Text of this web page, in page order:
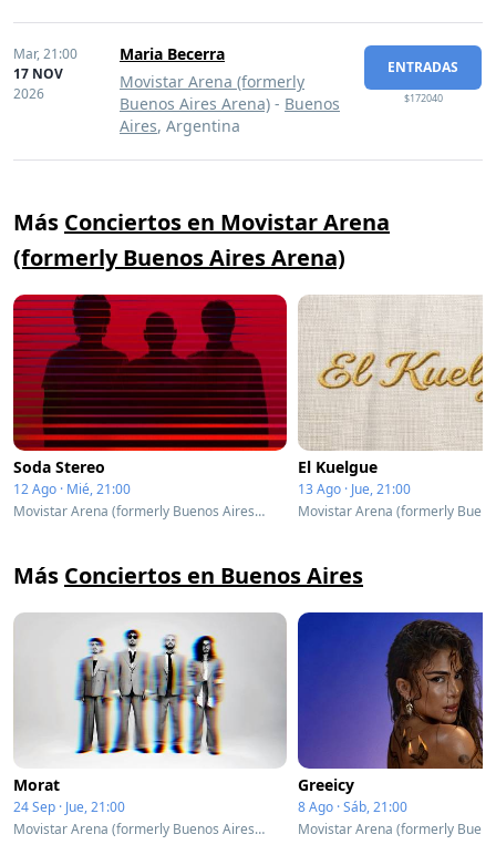
Mar,21:00
17 NOV
2026
Maria Becerra
Movistar Arena (formerly
Buenos Aires Arena) - Buenos
Aires, Argentina
ENTRADAS
$172040
Más Conciertos en Movistar Arena
(formerly Buenos Aires Arena)
Soda Stereo
12 Ago · Mié, 21:00
Movistar Arena (formerly Buenos Aires Arena) - Buenos Aires, Argentina
El Kuelgue
13 Ago · Jue, 21:00
Más Conciertos en Buenos Aires
Morat
24 Sep · Jue, 21:00
Movistar Arena (formerly Buenos Aires Arena) - Buenos Aires, Argentina
Greeicy
8 Ago · Sáb, 21:00